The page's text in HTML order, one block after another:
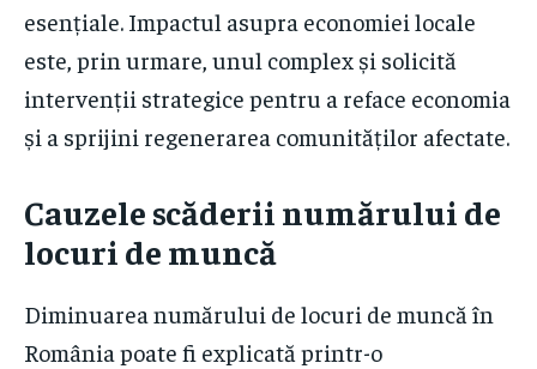
esențiale. Impactul asupra economiei locale
este, prin urmare, unul complex și solicită
intervenții strategice pentru a reface economia
și a sprijini regenerarea comunităților afectate.
Cauzele scăderii numărului de
locuri de muncă
Diminuarea numărului de locuri de muncă în
România poate fi explicată printr-o